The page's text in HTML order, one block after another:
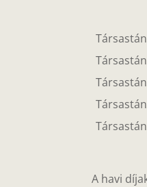
A havi